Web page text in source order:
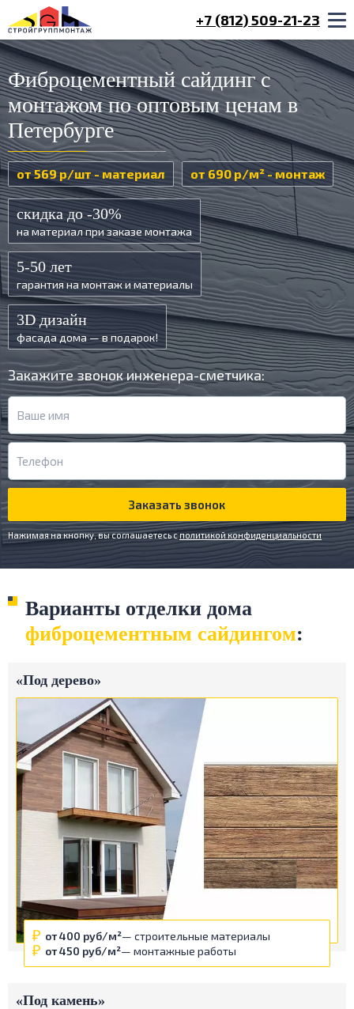
+7 (812) 509-21-23
Фиброцементный сайдинг с
монтажом по оптовым ценам в
Петербурге
от 569 р/шт - материал от 690 р/м² - монтаж
скидка до -30%
на материал при заказе монтажа
5-50 лет
гарантия на монтаж и материалы
3D дизайн
фасада дома — в подарок!
Закажите звонок инженера-сметчика:
Заказать звонок
Нажимая на кнопку, вы соглашаетесь cполитикой конфиденциальности
Варианты отделки дома
фиброцементным сайдингом:
«Под дерево»
от 400 руб/м²— строительные материалы
от 450 руб/м²— монтажные работы
«Под камень»